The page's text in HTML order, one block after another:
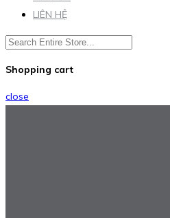
LIÊN HỆ
Shopping cart
close